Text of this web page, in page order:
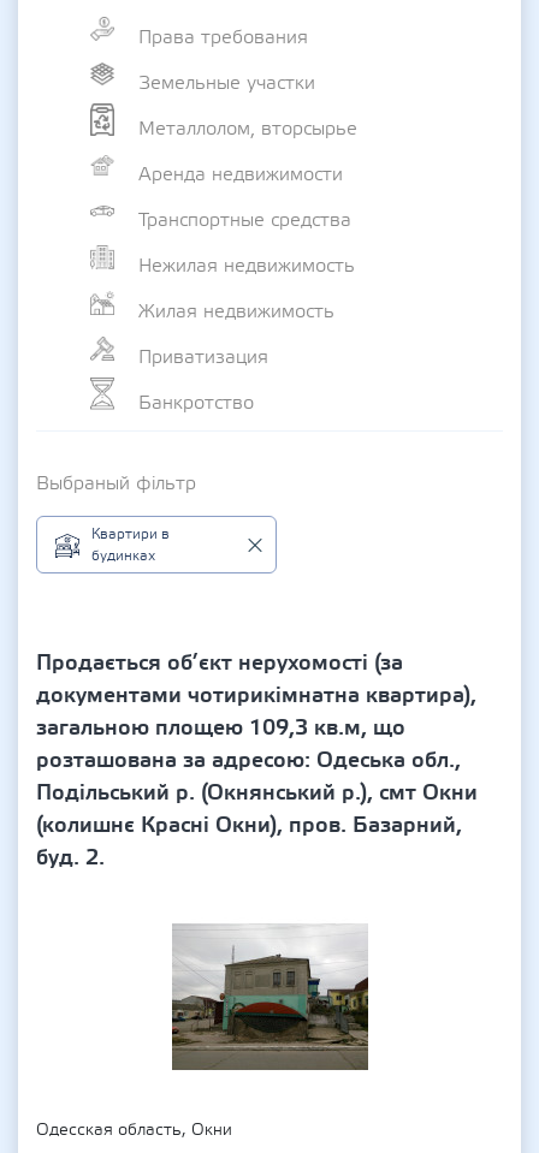
Права требования
Земельные участки
Металлолом, вторсырье
Аренда недвижимости
Транспортные средства
Нежилая недвижимость
Жилая недвижимость
Приватизация
Банкротство
Выбраный фільтр
Квартири в
будинках
Продається об’єкт нерухомості (за
документами чотирикімнатна квартира),
загальною площею 109,3 кв.м, що
розташована за адресою: Одеська обл.,
Подільський р. (Окнянський р.), смт Окни
(колишнє Красні Окни), пров. Базарний,
буд. 2.
Одесская область, Окни